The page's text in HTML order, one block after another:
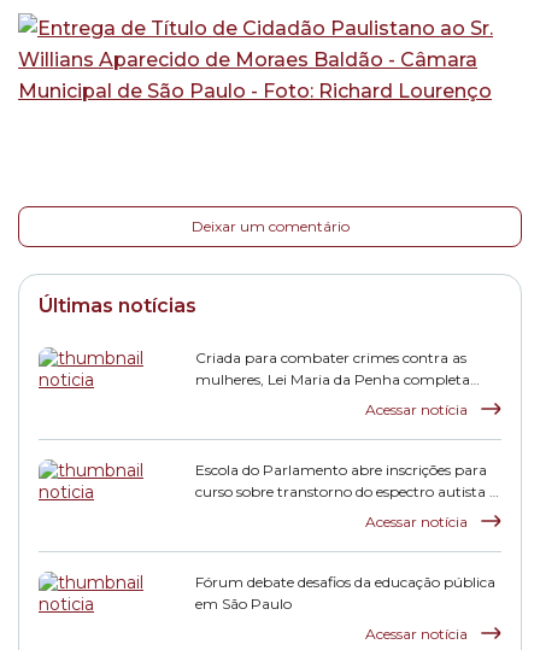
Deixar um comentário
Últimas notícias
Criada para combater crimes contra as
mulheres, Lei Maria da Penha completa
Acessar notícia
Escola do Parlamento abre inscrições para
curso sobre transtorno do espectro autista e
Acessar notícia
Fórum debate desafios da educação pública
em São Paulo
Acessar notícia